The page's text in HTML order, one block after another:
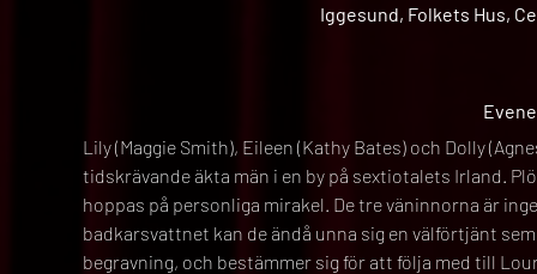
Iggesund, Folkets Hus,
Lily (Maggie Smith), Eileen (Kathy Bates) och Dolly
tidskrävande äkta män i en by på sextiotalets Irland.
hoppas på personliga mirakel. De tre väninnorna är
badkarsvattnet kan de ändå unna sig en välförtjänt
begravning, och bestämmer sig för att följa med till